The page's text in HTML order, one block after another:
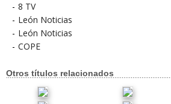
- 8 TV
- León Noticias
- León Noticias
- COPE
Otros títulos relacionados